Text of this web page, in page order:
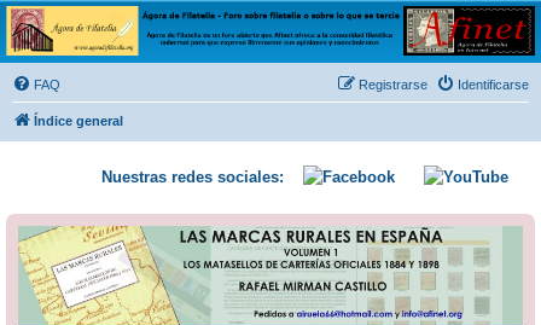
Ágora de Filatelia
Foro sobre filatelia o sobre lo que se tercie. Ágora de Filatelia es un foro abierto que Afinet
ofrece a la comunidad filatélica universal para que exprese libremente sus opiniones y
conocimientos
FAQ Identificarse
Registrarse
Índice general
Nuestras redes sociales: